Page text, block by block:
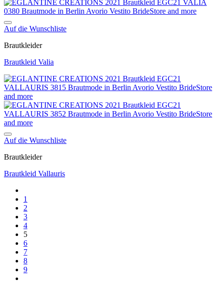
Auf die Wunschliste
Brautkleider
Brautkleid Valia
Auf die Wunschliste
Brautkleider
Brautkleid Vallauris
1
2
3
4
5
6
7
8
9